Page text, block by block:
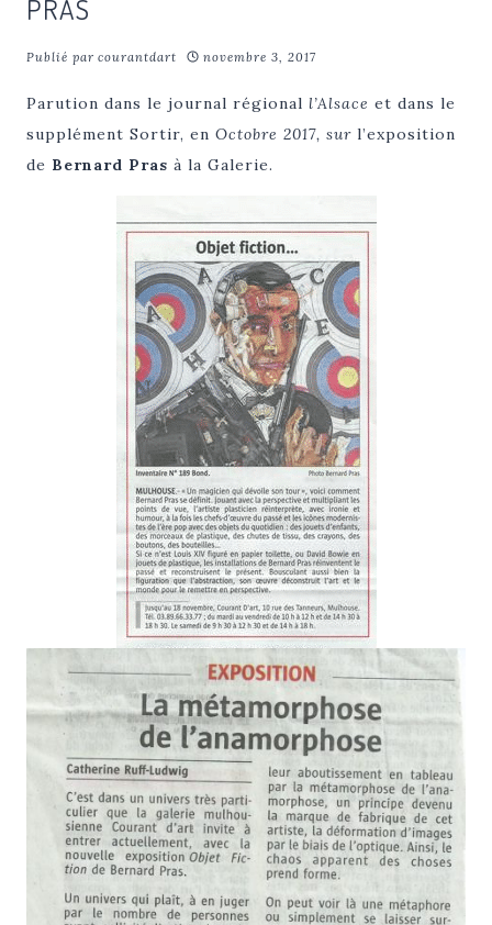
PRAS
Publié par courantdart novembre 3, 2017
Parution dans le journal régional l’Alsace et dans le
supplément Sortir, en Octobre 2017, sur l’exposition
de Bernard Pras à la Galerie.